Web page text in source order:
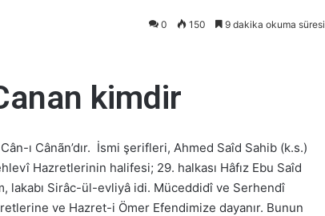
0 150 9 dakika okuma süresi
kimdir
ı Cânãn’dır. İsmi şerifleri, Ahmed Saîd Sahib (k.s.)
Hazretlerinin halifesi; 29. halkası Hâfız Ebu Saîd
lakabı Sirâc-ül-evliyâ idi. Müceddidî ve Serhendî
ve Hazret-i Ömer Efendimize dayanır. Bunun